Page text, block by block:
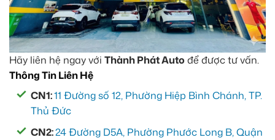
Hãy liên hệ ngay với Thành Phát Auto để được tư vấn.
Thông Tin Liên Hệ
CN1:11 Đường số 12, Phường Hiệp Bình Chánh, TP.
Thủ Đức
CN2:24 Đường D5A, Phường Phước Long B, Quận